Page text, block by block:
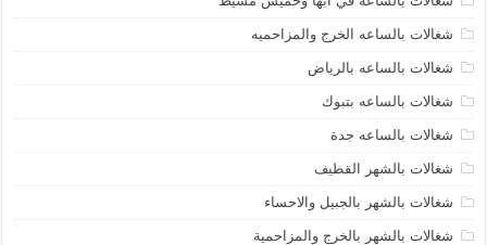
شغالات بالساعه الخرج والمزاحميه
شغالات بالساعه بالرياض
شغالات بالساعه بتبوك
شغالات بالساعه جدة
شغالات بالشهر القطيف
شغالات بالشهر بالجبيل والاحساء
شغالات بالشهر بالخرج والمزاحمية